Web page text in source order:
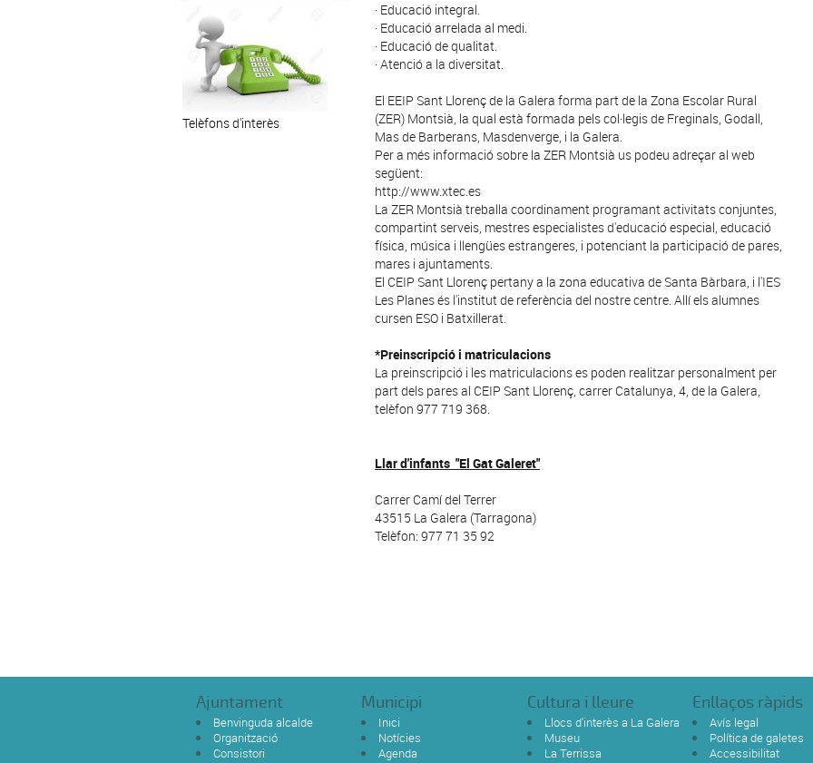
Telèfons d'interès
· Educació integral.
· Educació arrelada al medi.
· Educació de qualitat.
· Atenció a la diversitat.
El EEIP Sant Llorenç de la Galera forma part de la Zona Escolar Rural
(ZER) Montsià, la qual està formada pels col·legis de Freginals, Godall,
Mas de Barberans, Masdenverge, i la Galera.
Per a més informació sobre la ZER Montsià us podeu adreçar al web
següent:
http://www.xtec.es
La ZER Montsià treballa coordinament programant activitats conjuntes,
compartint serveis, mestres especialistes d'educació especial, educació
física, música i llengües estrangeres, i potenciant la participació de pares,
mares i ajuntaments.
El CEIP Sant Llorenç pertany a la zona educativa de Santa Bàrbara, i l'IES
Les Planes és l'institut de referència del nostre centre. Allí els alumnes
cursen ESO i Batxillerat.
*Preinscripció i matriculacions
La preinscripció i les matriculacions es poden realitzar personalment per
part dels pares al CEIP Sant Llorenç, carrer Catalunya, 4, de la Galera,
telèfon 977 719 368.
Llar d'infants "El Gat Galeret"
Carrer Camí del Terrer
43515 La Galera (Tarragona)
Telèfon: 977 71 35 92
Ajuntament
Benvinguda alcalde
Organització
Consistori
Municipi
Inici
Notícies
Agenda
Cultura i lleure
Llocs d'interès a La Galera
Museu
La Terrissa
Enllaços ràpids
Avís legal
Política de galetes
Accessibilitat